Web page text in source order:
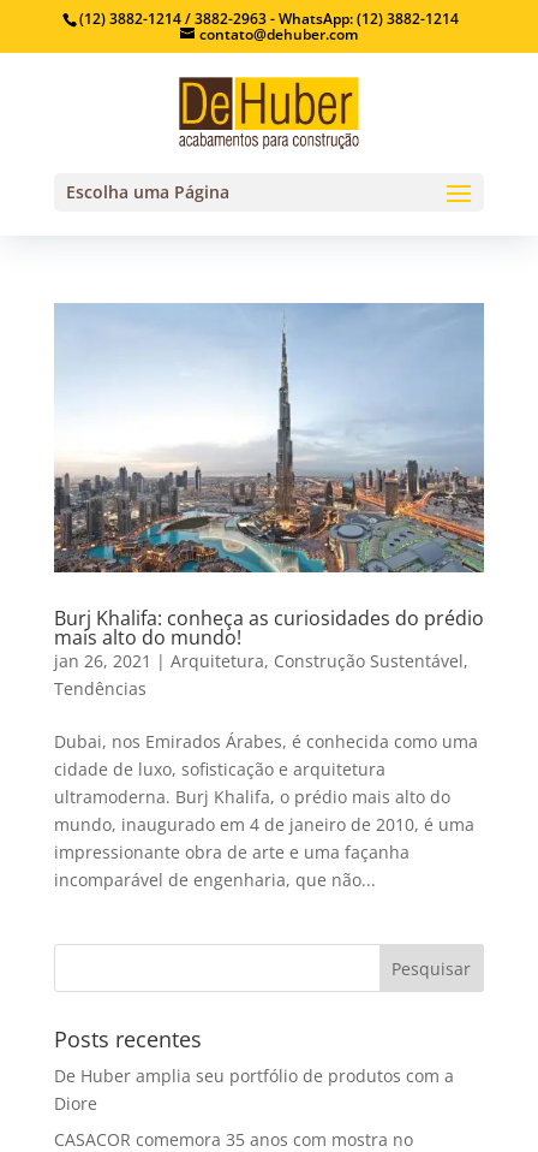
(12) 3882-1214 / 3882-2963 - WhatsApp: (12) 3882-1214
contato@dehuber.com
Escolha uma Página
Burj Khalifa: conheça as curiosidades do prédio
mais alto do mundo!
jan 26, 2021 | Arquitetura, Construção Sustentável,
Tendências
Dubai, nos Emirados Árabes, é conhecida como uma
cidade de luxo, sofisticação e arquitetura
ultramoderna. Burj Khalifa, o prédio mais alto do
mundo, inaugurado em 4 de janeiro de 2010, é uma
impressionante obra de arte e uma façanha
incomparável de engenharia, que não...
Posts recentes
De Huber amplia seu portfólio de produtos com a
Diore
CASACOR comemora 35 anos com mostra no